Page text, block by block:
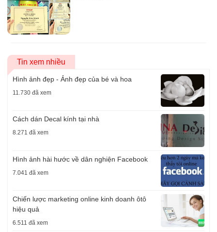
Tin xem nhiều
Hình ảnh đẹp - Ảnh đẹp của bé và hoa
11.730 đã xem
Cách dán Decal kính tại nhà
8.271 đã xem
Hình ảnh hài hước về dân nghiện Facebook
7.041 đã xem
Chiến lược marketing online kinh doanh ôtô
hiệu quả
6.511 đã xem